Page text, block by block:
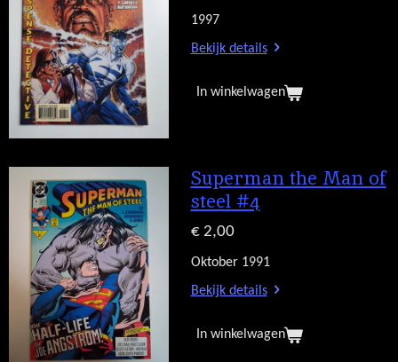
1997
Bekijk details
In winkelwagen
Superman the Man of
steel #4
€ 2,00
Oktober 1991
Bekijk details
In winkelwagen